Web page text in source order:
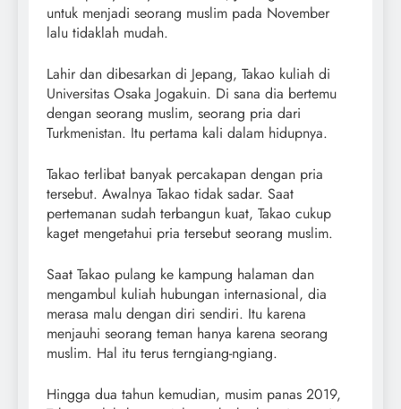
untuk menjadi seorang muslim pada November
lalu tidaklah mudah.
Lahir dan dibesarkan di Jepang, Takao kuliah di
Universitas Osaka Jogakuin. Di sana dia bertemu
dengan seorang muslim, seorang pria dari
Turkmenistan. Itu pertama kali dalam hidupnya.
Takao terlibat banyak percakapan dengan pria
tersebut. Awalnya Takao tidak sadar. Saat
pertemanan sudah terbangun kuat, Takao cukup
kaget mengetahui pria tersebut seorang muslim.
Saat Takao pulang ke kampung halaman dan
mengambul kuliah hubungan internasional, dia
merasa malu dengan diri sendiri. Itu karena
menjauhi seorang teman hanya karena seorang
muslim. Hal itu terus terngiang-ngiang.
Hingga dua tahun kemudian, musim panas 2019,